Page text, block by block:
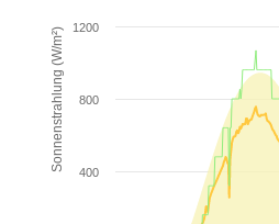
Sonnenstrahlung (W/m²)
400
800
1200